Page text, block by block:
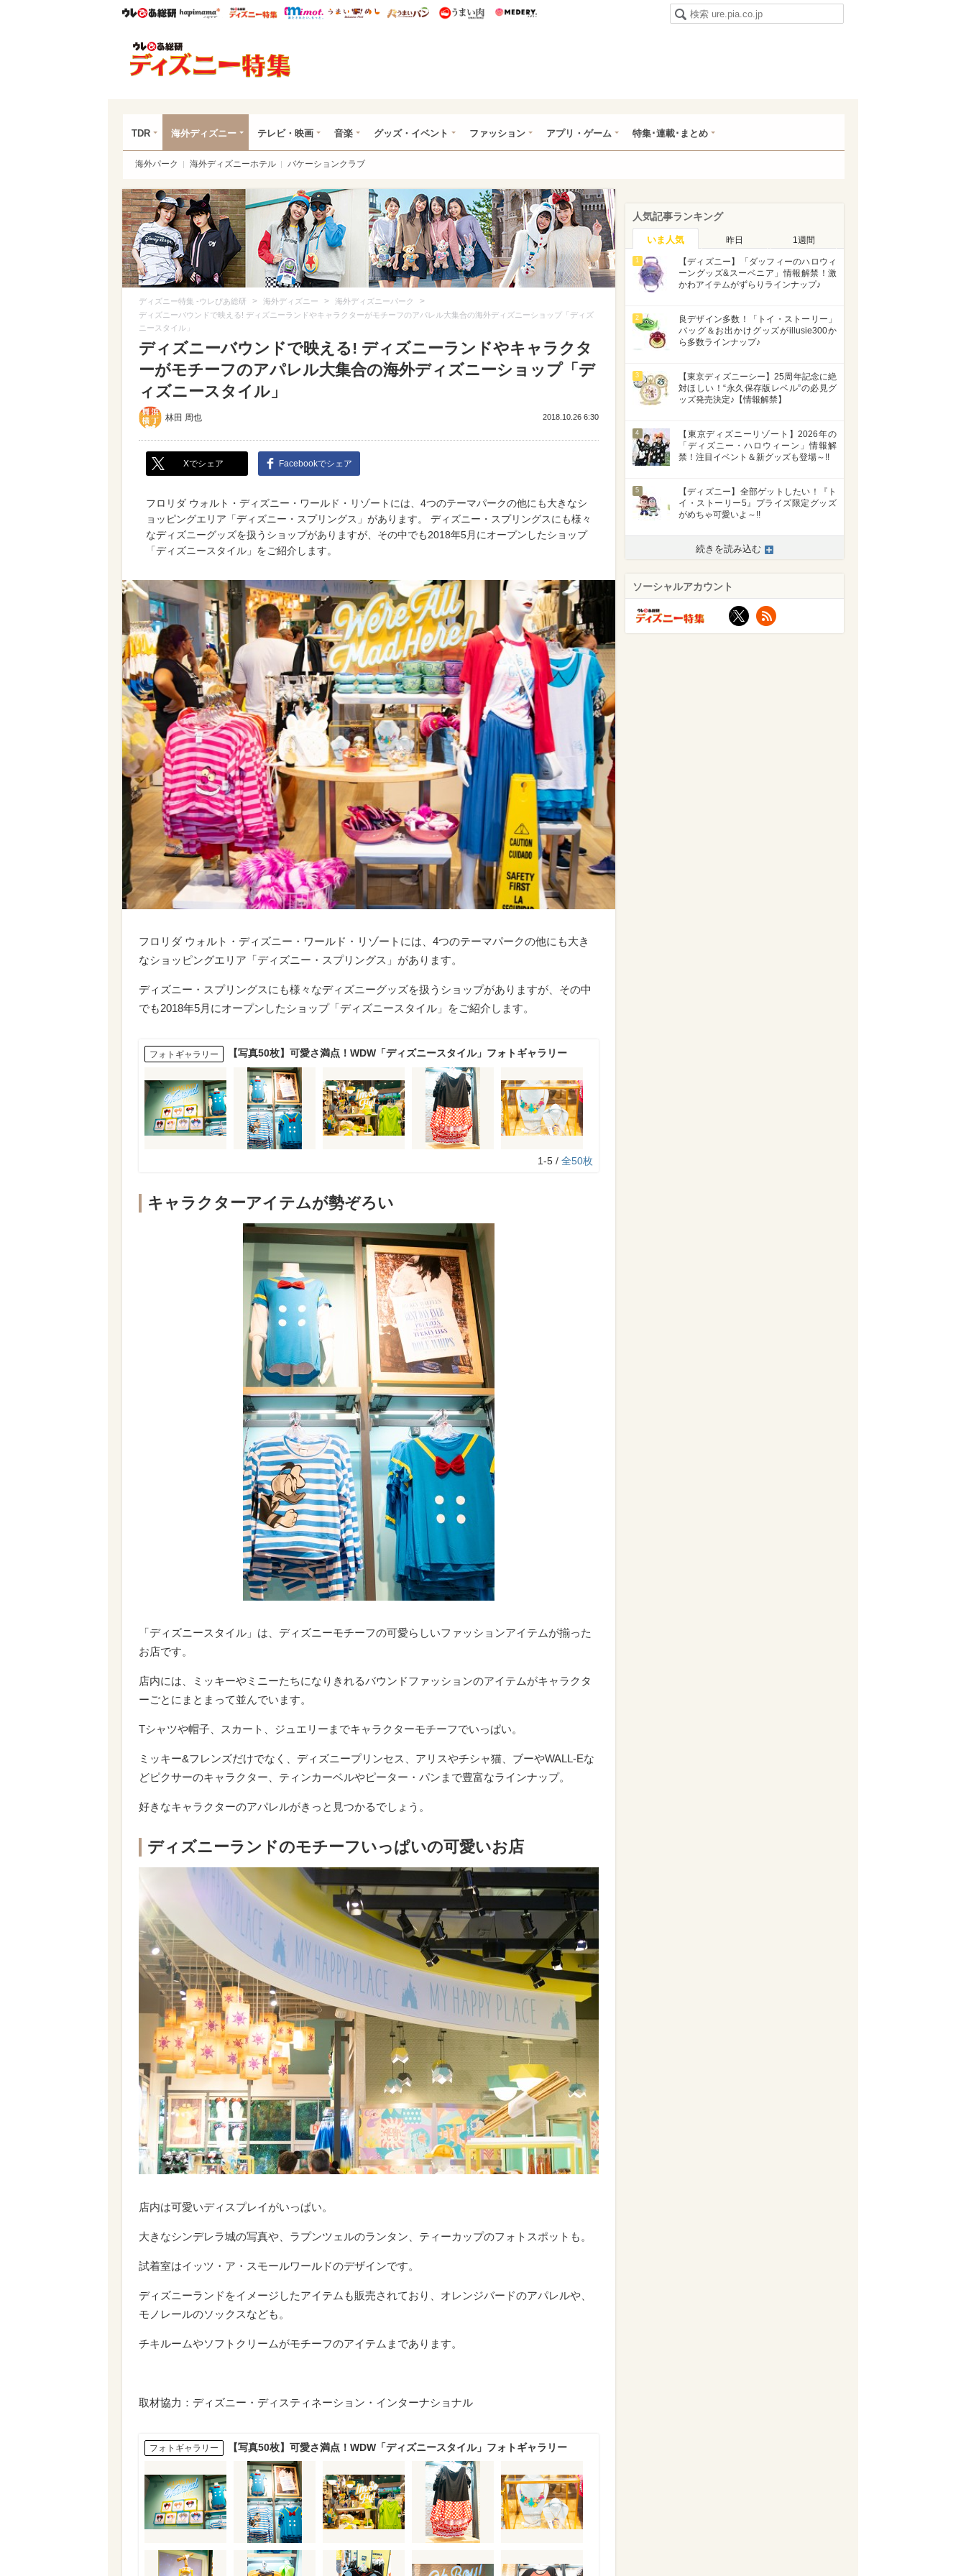
ウレぴあ総研ハピママ* ウレぴあ総研 ディズニー特集
mimot. うまいめし うまいパン うまい肉
TDR 海外ディズニー テレビ・映画 音楽 グッズ・イベント ファッション アプリ・ゲーム 特集･連載･まとめ
海外パーク 海外ディズニーホテル バケーションクラブ
ディズニー特集 -ウレぴあ総研 > 海外ディズニー > 海外ディズニーパーク >
ディズニーバウンドで映える! ディズニーランドやキャラクターがモチーフのアパレル大集合の海外ディズニーショップ「ディズ
ニースタイル」
ディズニーバウンドで映える! ディズニーランドやキャラクタ
ーがモチーフのアパレル大集合の海外ディズニーショップ「デ
ィズニースタイル」
林田 周也 2018.10.26 6:30
Xでシェア Facebookでシェア
フロリダ ウォルト・ディズニー・ワールド・リゾートには、4つのテーマパークの他にも大きなシ
ョッピングエリア「ディズニー・スプリングス」があります。 ディズニー・スプリングスにも様々
なディズニーグッズを扱うショップがありますが、その中でも2018年5月にオープンしたショップ
「ディズニースタイル」をご紹介します。
フロリダ ウォルト・ディズニー・ワールド・リゾートには、4つのテーマパークの他にも大き
なショッピングエリア「ディズニー・スプリングス」があります。
ディズニー・スプリングスにも様々なディズニーグッズを扱うショップがありますが、その中
でも2018年5月にオープンしたショップ「ディズニースタイル」をご紹介します。
フォトギャラリー 【写真50枚】可愛さ満点！WDW「ディズニースタイル」フォトギャラリー
1-5 / 全50枚
キャラクターアイテムが勢ぞろい
「ディズニースタイル」は、ディズニーモチーフの可愛らしいファッションアイテムが揃った
お店です。
店内には、ミッキーやミニーたちになりきれるバウンドファッションのアイテムがキャラクタ
ーごとにまとまって並んでいます。
Tシャツや帽子、スカート、ジュエリーまでキャラクターモチーフでいっぱい。
ミッキー&フレンズだけでなく、ディズニープリンセス、アリスやチシャ猫、ブーやWALL-Eな
どピクサーのキャラクター、ティンカーベルやピーター・パンまで豊富なラインナップ。
好きなキャラクターのアパレルがきっと見つかるでしょう。
ディズニーランドのモチーフいっぱいの可愛いお店
店内は可愛いディスプレイがいっぱい。
大きなシンデレラ城の写真や、ラプンツェルのランタン、ティーカップのフォトスポットも。
試着室はイッツ・ア・スモールワールドのデザインです。
ディズニーランドをイメージしたアイテムも販売されており、オレンジバードのアパレルや、
モノレールのソックスなども。
チキルームやソフトクリームがモチーフのアイテムまであります。
取材協力：ディズニー・ディスティネーション・インターナショナル
フォトギャラリー 【写真50枚】可愛さ満点！WDW「ディズニースタイル」フォトギャラリー
人気記事ランキング
いま人気 昨日 1週間
1
【ディズニー】「ダッフィーのハロウィ
ーングッズ&スーベニア」情報解禁！激
かわアイテムがずらりラインナップ♪
2
良デザイン多数！「トイ・ストーリー」
バッグ＆お出かけグッズがillusie300か
ら多数ラインナップ♪
3
【東京ディズニーシー】25周年記念に絶
対ほしい！“永久保存版レベル”の必見グ
ッズ発売決定♪【情報解禁】
4
【東京ディズニーリゾート】2026年の
「ディズニー・ハロウィーン」情報解
禁！注目イベント＆新グッズも登場～!!
5
【ディズニー】全部ゲットしたい！『ト
イ・ストーリー5』プライズ限定グッズ
がめちゃ可愛いよ～!!
続きを読み込む
ソーシャルアカウント
X